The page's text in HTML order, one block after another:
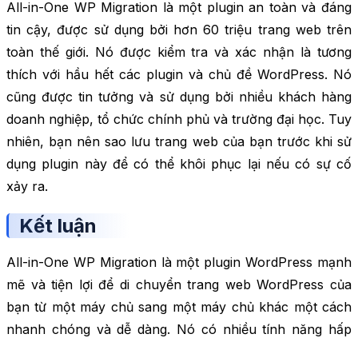
All-in-One WP Migration là một plugin an toàn và đáng
tin cậy, được sử dụng bởi hơn 60 triệu trang web trên
toàn thế giới. Nó được kiểm tra và xác nhận là tương
thích với hầu hết các plugin và chủ đề WordPress. Nó
cũng được tin tưởng và sử dụng bởi nhiều khách hàng
doanh nghiệp, tổ chức chính phủ và trường đại học. Tuy
nhiên, bạn nên sao lưu trang web của bạn trước khi sử
dụng plugin này để có thể khôi phục lại nếu có sự cố
xảy ra.
Kết luận
All-in-One WP Migration là một plugin WordPress mạnh
mẽ và tiện lợi để di chuyển trang web WordPress của
bạn từ một máy chủ sang một máy chủ khác một cách
nhanh chóng và dễ dàng. Nó có nhiều tính năng hấp